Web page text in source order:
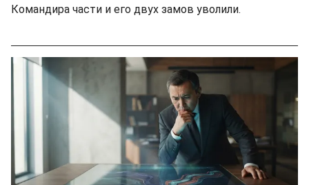
Командира части и его двух замов уволили.